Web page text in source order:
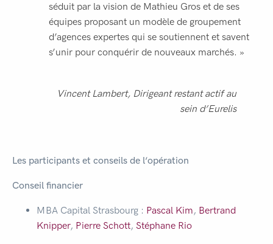
séduit par la vision de Mathieu Gros et de ses
équipes proposant un modèle de groupement
d’agences expertes qui se soutiennent et savent
s’unir pour conquérir de nouveaux marchés. »
Vincent Lambert, Dirigeant restant actif au
sein d’Eurelis
Les participants et conseils de l‘opération
Conseil financier
MBA Capital Strasbourg : Pascal Kim, Bertrand
Knipper, Pierre Schott, Stéphane Rio